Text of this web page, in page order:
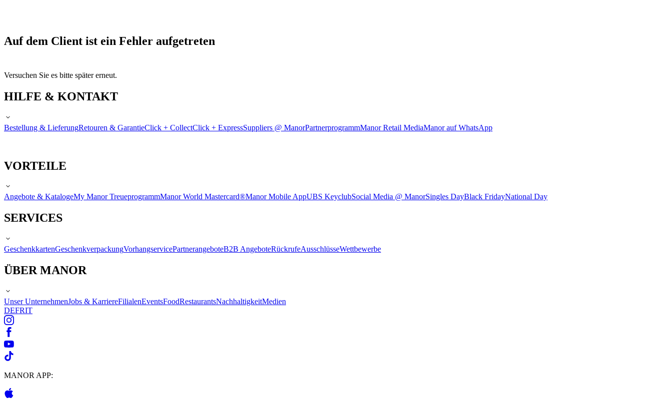
Auf dem Client ist ein Fehler aufgetreten
Versuchen Sie es bitte später erneut.
HILFE & KONTAKT
Bestellung & LieferungRetouren & GarantieClick + CollectClick + ExpressSuppliers @ ManorPartnerprogrammManor Retail MediaManor auf WhatsApp
VORTEILE
Angebote & KatalogeMy Manor TreueprogrammManor World Mastercard®Manor Mobile AppUBS KeyclubSocial Media @ ManorSingles DayBlack FridayNational Day
SERVICES
GeschenkkartenGeschenkverpackungVorhangservicePartnerangeboteB2B AngeboteRückrufeAusschlüsseWettbewerbe
ÜBER MANOR
Unser UnternehmenJobs & KarriereFilialenEventsFoodRestaurantsNachhaltigkeitMedien
DEFRIT
MANOR APP: